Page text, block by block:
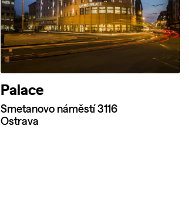
Palace
Smetanovo náměstí 3116
Ostrava